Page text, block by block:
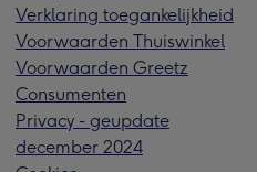
Verklaring toegankelijkheid
Voorwaarden Thuiswinkel
Voorwaarden Greetz
Consumenten
Privacy - geupdate
december 2024